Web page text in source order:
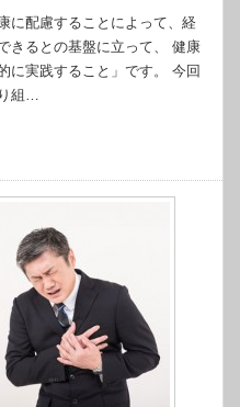
に配慮することによって、経
きるとの基盤に立って、 健康
に実践すること」です。 今回
組…